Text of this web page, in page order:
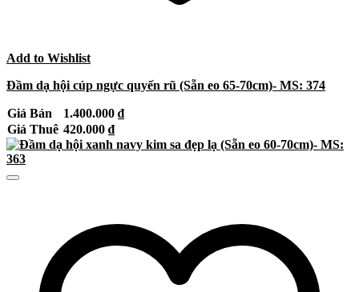
Add to Wishlist
Đầm dạ hội cúp ngực quyến rũ (Sẵn eo 65-70cm)- MS: 374
Giá Bán 1.400.000 ₫
Giá Thuê 420.000 ₫